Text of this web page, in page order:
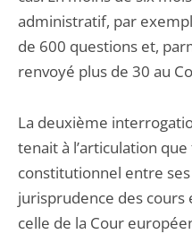
administratif, par
de 600 questions et,
renvoyé plus de 30 au
La deuxième
tenait à l’articulation
constitutionnel entre
jurisprudence des
celle de la Cour